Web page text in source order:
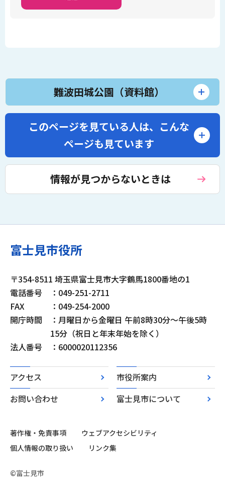
難波田城公園（資料館）
このページを見ている人は、 こんな
ページも見ています
情報が見つからないときは
富士見市役所
〒354-8511 埼玉県富士見市大字鶴馬1800番地の1
電話番号
：049-251-2711
FAX
：049-254-2000
開庁時間
：月曜日から金曜日 午前8時30分～午後5時
15分（祝日と年末年始を除く）
法人番号
：6000020112356
アクセス
市役所案内
お問い合わせ
富士見市について
著作権・免責事項
ウェブアクセシビリティ
個人情報の取り扱い
リンク集
©富士見市